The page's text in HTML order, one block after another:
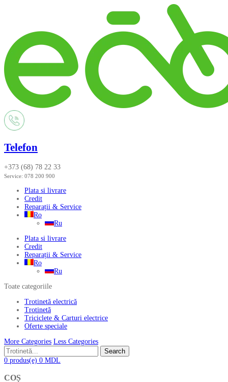
Telefon
+373 (68) 78 22 33
Service: 078 200 900
Plata si livrare
Credit
Reparații & Service
Ro
Ru
Plata si livrare
Credit
Reparații & Service
Ro
Ru
Toate categoriile
Trotinetă electrică
Trotinetă
Triciclete & Carturi electrice
Oferte speciale
More Categories Less Categories
Search
0 produs(e) 0 MDL
COȘ